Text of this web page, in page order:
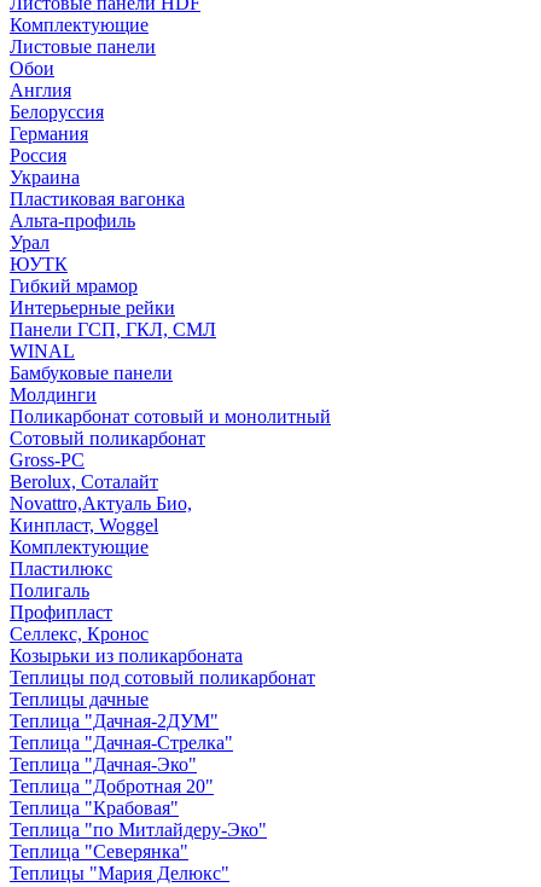
Комплектующие
Листовые панели
Обои
Англия
Белоруссия
Германия
Россия
Украина
Пластиковая вагонка
Альта-профиль
Урал
ЮУТК
Гибкий мрамор
Интерьерные рейки
Панели ГСП, ГКЛ, СМЛ
WINAL
Бамбуковые панели
Молдинги
Поликарбонат сотовый и монолитный
Сотовый поликарбонат
Gross-PC
Berolux, Соталайт
Novattro,Актуаль Био,
Кинпласт, Woggel
Комплектующие
Пластилюкс
Полигаль
Профипласт
Селлекс, Кронос
Козырьки из поликарбоната
Теплицы под сотовый поликарбонат
Теплицы дачные
Теплица "Дачная-2ДУМ"
Теплица "Дачная-Стрелка"
Теплица "Дачная-Эко"
Теплица "Добротная 20"
Теплица "Крабовая"
Теплица "по Митлайдеру-Эко"
Теплица "Северянка"
Теплицы "Мария Делюкс"